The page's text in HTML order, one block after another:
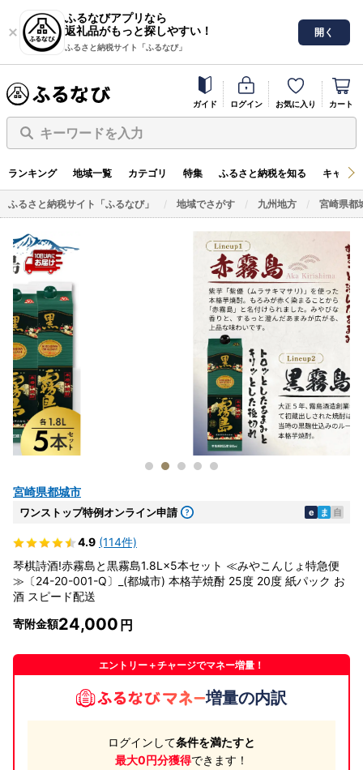
ふるなびアプリなら
返礼品がもっと探しやすい！
ふるさと納税サイト「ふるなび」
開く
ガイド ログイン お気に入り カート
キーワードを入力
ランキング 地域一覧 カテゴリ 特集 ふるさと納税を知る キャン
ふるさと納税サイト「ふるなび」 地域でさがす 九州地方 宮崎県都
宮崎県都城市
ワンストップ特例オンライン申請 e ま 自
4.9 (114件)
琴棋詩酒!赤霧島と黒霧島1.8L×5本セット ≪みやこんじょ特急便
≫〔24-20-001-Q〕_(都城市) 本格芋焼酎 25度 20度 紙パック お
酒 スピード配送
寄附金額24,000
エントリー＋チャージでマネー増量！
増量の内訳
ログインして条件を満たすと
最大0円分獲得できます！